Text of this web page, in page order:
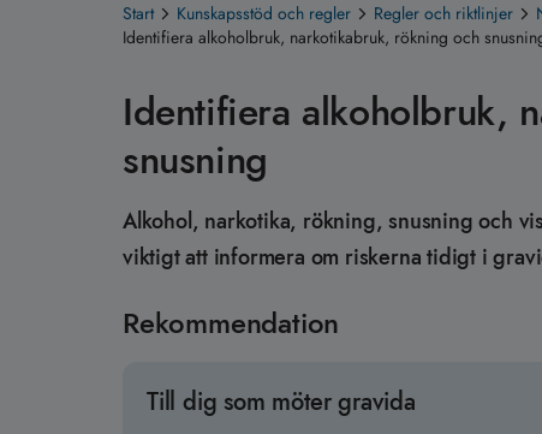
Start Kunskapsstöd och regler Regler och riktlinjer
Identifiera alkoholbruk, narkotikabruk, rökning och
Identifiera alkoholbruk,
snusning
Alkohol, narkotika, rökning, snusning och
viktigt att informera om riskerna tidigt i
Rekommendation
Till dig som möter gravida